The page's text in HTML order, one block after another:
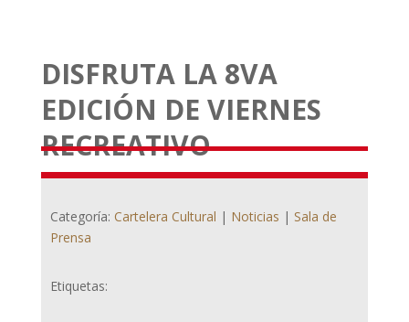
DISFRUTA LA 8VA
EDICIÓN DE VIERNES
RECREATIVO
Categoría: Cartelera Cultural | Noticias | Sala de
Prensa
Etiquetas: